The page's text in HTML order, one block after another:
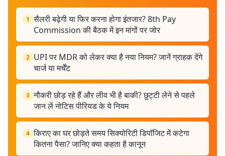
1 सैलरी बढ़ेगी या फिर करना होगा इंतजार? 8th Pay
Commission की बैठक में इन मांगों पर जोर
2 UPI पर MDR को लेकर क्या है नया नियम? जानें ग्राहक देंगे
चार्ज या मर्चेंट
3 नौकरी छोड़ रहे हैं और लीव भी है बाकी? छुट्टी लेने से पहले
जान लें नोटिस पीरियड के ये नियम
4 किराए का घर छोड़ते समय सिक्योरिटी डिपॉजिट में कटेगा
कितना पैसा? जानिए क्या कहता है कानून